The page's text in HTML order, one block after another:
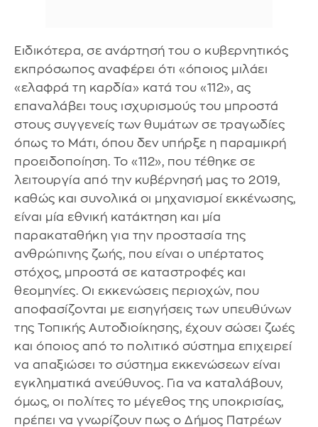
Ειδικότερα, σε ανάρτησή του ο κυβερνητικός
εκπρόσωπος αναφέρει ότι «όποιος μιλάει
«ελαφρά τη καρδία» κατά του «112», ας
επαναλάβει τους ισχυρισμούς του μπροστά
στους συγγενείς των θυμάτων σε τραγωδίες
όπως το Μάτι, όπου δεν υπήρξε η παραμικρή
προειδοποίηση. Το «112», που τέθηκε σε
λειτουργία από την κυβέρνησή μας το 2019,
καθώς και συνολικά οι μηχανισμοί εκκένωσης,
είναι μία εθνική κατάκτηση και μία
παρακαταθήκη για την προστασία της
ανθρώπινης ζωής, που είναι ο υπέρτατος
στόχος, μπροστά σε καταστροφές και
θεομηνίες. Οι εκκενώσεις περιοχών, που
αποφασίζονται με εισηγήσεις των υπευθύνων
της Τοπικής Αυτοδιοίκησης, έχουν σώσει ζωές
και όποιος από το πολιτικό σύστημα επιχειρεί
να απαξιώσει το σύστημα εκκενώσεων είναι
εγκληματικά ανεύθυνος. Για να καταλάβουν,
όμως, οι πολίτες το μέγεθος της υποκρισίας,
πρέπει να γνωρίζουν πως ο Δήμος Πατρέων